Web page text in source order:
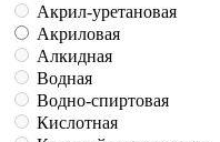
Акрил-уретановая
Акриловая
Алкидная
Водная
Водно-спиртовая
Кислотная